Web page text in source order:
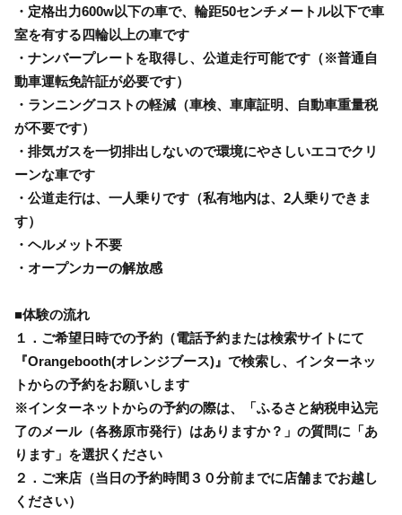
・定格出力600w以下の車で、輪距50センチメートル以下で車
室を有する四輪以上の車です
・ナンバープレートを取得し、公道走行可能です（※普通自
動車運転免許証が必要です）
・ランニングコストの軽減（車検、車庫証明、自動車重量税
が不要です）
・排気ガスを一切排出しないので環境にやさしいエコでクリ
ーンな車です
・公道走行は、一人乗りです（私有地内は、2人乗りできま
す）
・ヘルメット不要
・オープンカーの解放感
■体験の流れ
１．ご希望日時での予約（電話予約または検索サイトにて
『Orangebooth(オレンジブース)』で検索し、インターネッ
トからの予約をお願いします
※インターネットからの予約の際は、「ふるさと納税申込完
了のメール（各務原市発行）はありますか？」の質問に「あ
ります」を選択ください
２．ご来店（当日の予約時間３０分前までに店舗までお越し
ください）